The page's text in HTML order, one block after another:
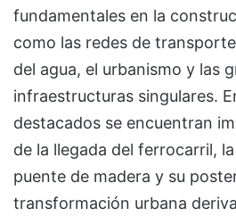
fundamentales en la
como las redes de
del agua, el urbanismo y las
infraestructuras singulares.
destacados se encuentran
de la llegada del ferrocarril,
puente de madera y su
transformación urbana